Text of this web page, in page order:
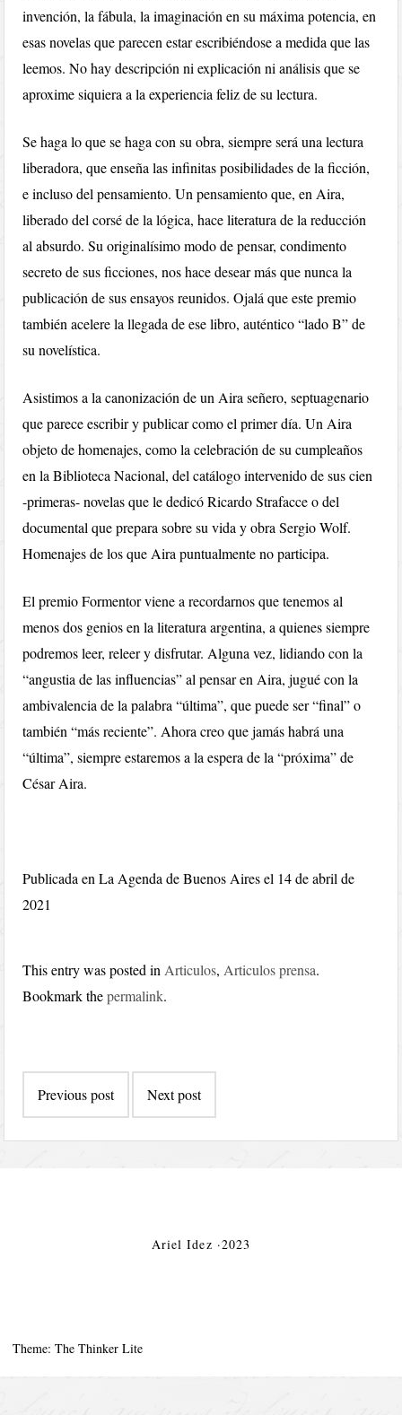
invención, la fábula, la imaginación en su máxima potencia, en
esas novelas que parecen estar escribiéndose a medida que las
leemos. No hay descripción ni explicación ni análisis que se
aproxime siquiera a la experiencia feliz de su lectura.
Se haga lo que se haga con su obra, siempre será una lectura
liberadora, que enseña las infinitas posibilidades de la ficción,
e incluso del pensamiento. Un pensamiento que, en Aira,
liberado del corsé de la lógica, hace literatura de la reducción
al absurdo. Su originalísimo modo de pensar, condimento
secreto de sus ficciones, nos hace desear más que nunca la
publicación de sus ensayos reunidos. Ojalá que este premio
también acelere la llegada de ese libro, auténtico “lado B” de
su novelística.
Asistimos a la canonización de un Aira señero, septuagenario
que parece escribir y publicar como el primer día. Un Aira
objeto de homenajes, como la celebración de su cumpleaños
en la Biblioteca Nacional, del catálogo intervenido de sus cien
-primeras- novelas que le dedicó Ricardo Strafacce o del
documental que prepara sobre su vida y obra Sergio Wolf.
Homenajes de los que Aira puntualmente no participa.
El premio Formentor viene a recordarnos que tenemos al
menos dos genios en la literatura argentina, a quienes siempre
podremos leer, releer y disfrutar. Alguna vez, lidiando con la
“angustia de las influencias” al pensar en Aira, jugué con la
ambivalencia de la palabra “última”, que puede ser “final” o
también “más reciente”. Ahora creo que jamás habrá una
“última”, siempre estaremos a la espera de la “próxima” de
César Aira.
Publicada en La Agenda de Buenos Aires el 14 de abril de
2021
This entry was posted in Articulos, Articulos prensa.
Bookmark thepermalink.
navigation
Previous post Next post
Ariel Idez ·2023
Theme: The Thinker Lite